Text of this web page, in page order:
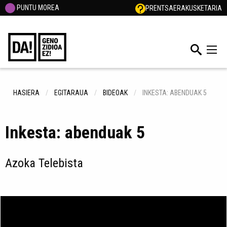
PUNTU MOREA PRENTSAERAKUSKETARIA
HASIERA EGITARAUA BIDEOAK INKESTA: ABENDUAK 5
Inkesta: abenduak 5
Azoka Telebista